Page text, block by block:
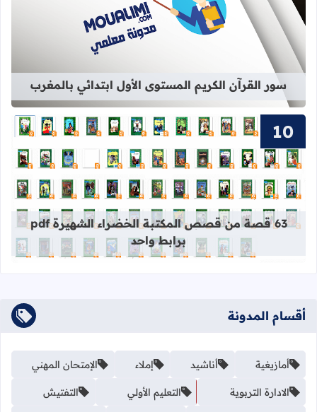
قراءة المزيد عن سور القرآن الكريم
سور القرآن الكريم المستوى الأول ابتدائي بالمغرب
قراءة المزيد عن 63 قصة من قصص المكتبة الخضراء الشهيرة pdf برابط واحد
63 قصة من قصص المكتبة الخضراء الشهيرة pdf
برابط واحد
أقسام المدونة
أمازيغية أناشيد إملاء الإمتحان المهني
الادارة التربوية التعليم الأولي التفتيش